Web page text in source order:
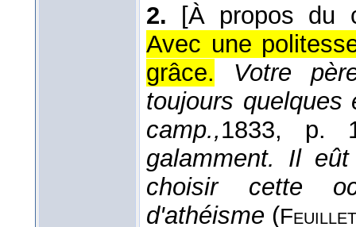
2.
[À propos du
Avec une
grâce.
Votre
toujours
camp.,1833, p.
galamment. Il
choisir cette
d'athéisme (Feuillet